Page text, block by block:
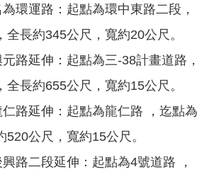
環運路：起點為環中東路二段，
全長約345公尺，寬約20公尺。
路延伸：起點為三-38計畫道路，
長約655公尺，寬約15公尺。
路延伸：起點為龍仁路 ，迄點為
520公尺，寬約15公尺。
路二段延伸：起點為4號道路 ，